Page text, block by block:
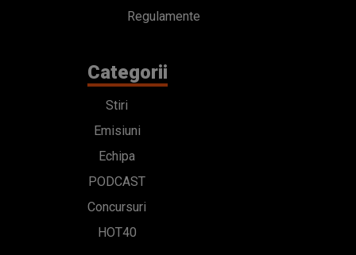
Regulamente
Categorii
Stiri
Emisiuni
Echipa
PODCAST
Concursuri
HOT40